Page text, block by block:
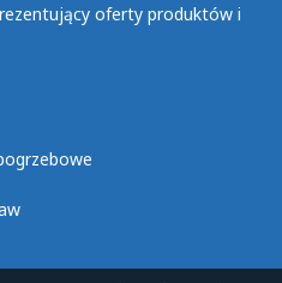
oferty produktów i